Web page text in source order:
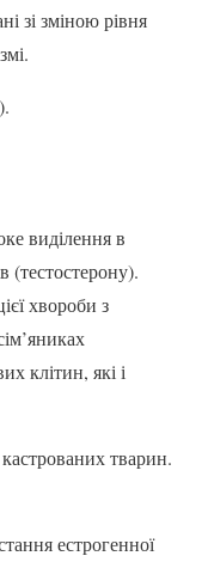
зі зміною рівня
виділення в
(тестостерону).
хвороби з
клітин, які і
тварин.
естрогенної